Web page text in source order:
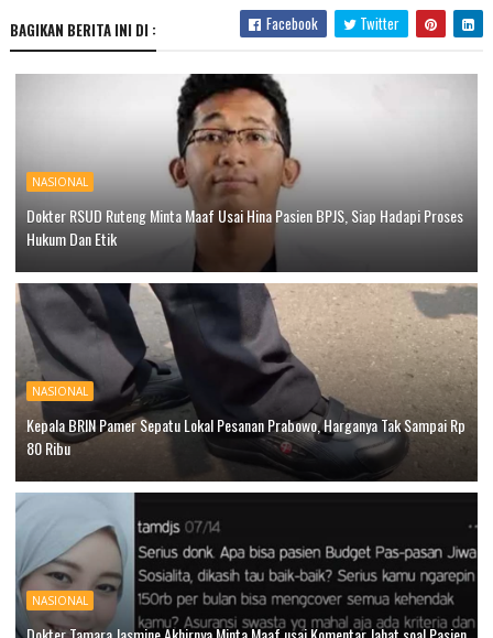
BAGIKAN BERITA INI DI : Facebook Twitter
NASIONAL
Dokter RSUD Ruteng Minta Maaf Usai Hina Pasien BPJS, Siap Hadapi Proses
Hukum Dan Etik
NASIONAL
Kepala BRIN Pamer Sepatu Lokal Pesanan Prabowo, Harganya Tak Sampai Rp
80 Ribu
NASIONAL